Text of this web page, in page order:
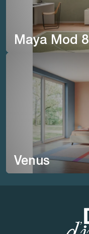
Maya Mod 8
Venus